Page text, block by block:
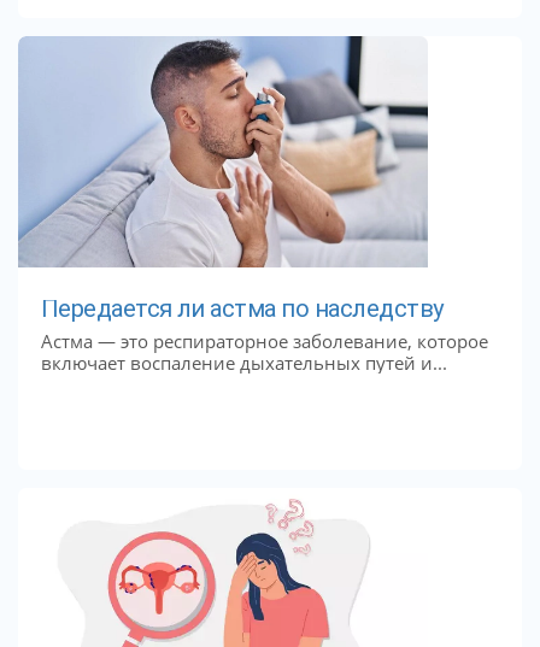
Передается ли астма по наследству
Астма — это респираторное заболевание, которое
включает воспаление дыхательных путей и...